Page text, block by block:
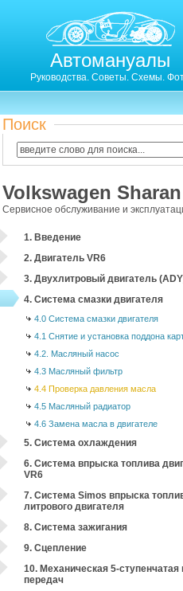
Автомануалы
Руководства. Советы. Схемы.
Поиск
Volkswagen Sharan
Сервисное обслуживание и
1. Введение
2. Двигатель VR6
3. Двухлитровый двигатель
4. Система смазки двигателя
4.0 Система смазки двигателя
4.1 Снятие и установка поддона
4.2. Масляный насос
4.3 Масляный фильтр
4.4 Проверка давления масла
4.5 Масляный радиатор
4.6 Замена масла в двигателе
5. Система охлаждения
6. Система впрыска топлива
VR6
7. Система Simos впрыска
литрового двигателя
8. Система зажигания
9. Сцепление
10. Механическая 5-ступенчатая
передач